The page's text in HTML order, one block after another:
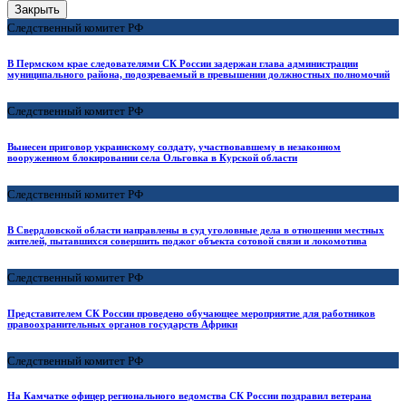
Закрыть
Следственный комитет РФ
В Пермском крае следователями СК России задержан глава администрации
муниципального района, подозреваемый в превышении должностных полномочий
Следственный комитет РФ
Вынесен приговор украинскому солдату, участвовавшему в незаконном
вооруженном блокировании села Ольговка в Курской области
Следственный комитет РФ
В Свердловской области направлены в суд уголовные дела в отношении местных
жителей, пытавшихся совершить поджог объекта сотовой связи и локомотива
Следственный комитет РФ
Представителем СК России проведено обучающее мероприятие для работников
правоохранительных органов государств Африки
Следственный комитет РФ
На Камчатке офицер регионального ведомства СК России поздравил ветерана